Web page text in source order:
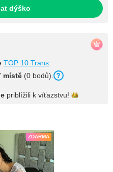
dýško
TOP 10 Trans
místě (0 bodů).
priblížili k víťazstvu!
ZDARMA